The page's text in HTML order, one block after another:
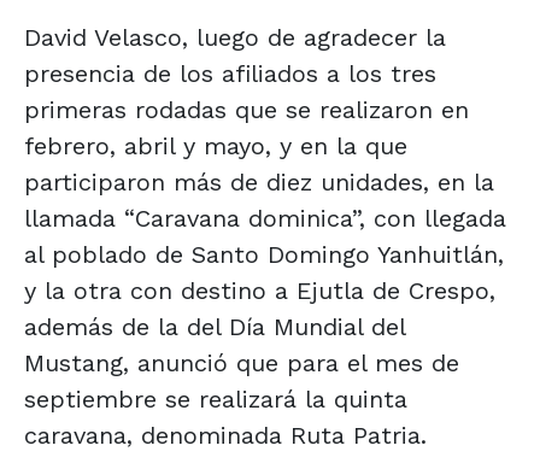
David Velasco, luego de agradecer la
presencia de los afiliados a los tres
primeras rodadas que se realizaron en
febrero, abril y mayo, y en la que
participaron más de diez unidades, en la
llamada “Caravana dominica”, con llegada
al poblado de Santo Domingo Yanhuitlán,
y la otra con destino a Ejutla de Crespo,
además de la del Día Mundial del
Mustang, anunció que para el mes de
septiembre se realizará la quinta
caravana, denominada Ruta Patria.